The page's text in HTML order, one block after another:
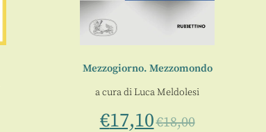
Mezzogiorno. Mezzomondo
a cura diLuca Meldolesi
€17,10€18,00